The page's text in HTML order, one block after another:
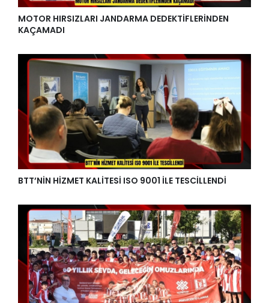
MOTOR HIRSIZLARI JANDARMA DEDEKTİFLERİNDEN
KAÇAMADI
BTT’NİN HİZMET KALİTESİ ISO 9001 İLE TESCİLLENDİ